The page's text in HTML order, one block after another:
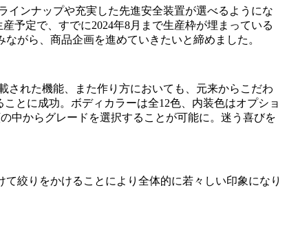
インナップや充実した先進安全装置が選べるようにな
予定で、すでに2024年8月まで生産枠が埋まっている
がら、商品企画を進めていきたいと締めました。
された機能、また作り方においても、元来からこだわ
とに成功。ボディカラーは全12色、内装色はオプショ
中からグレードを選択することが可能に。迷う喜びを
絞りをかけることにより全体的に若々しい印象になり